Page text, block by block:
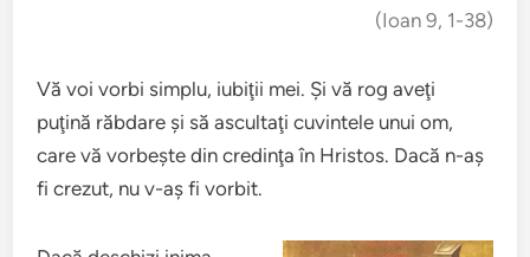
(Ioan 9, 1-38)
Vă voi vorbi simplu, iubiţii mei. Şi vă rog aveţi
puţină răbdare şi să ascultaţi cuvintele unui om,
care vă vorbeşte din credinţa în Hristos. Dacă n-aş
fi crezut, nu v-aş fi vorbit.